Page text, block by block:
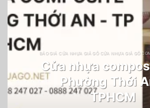
BÁO GIÁ CỬA NHỰA GIẢ GỖ CỬA NHỰA GIẢ GỖ
Cửa nhựa
Phường Thới
TPHCM